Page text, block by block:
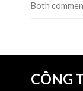
Both
CÔNG